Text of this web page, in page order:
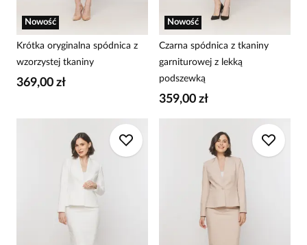
Nowość
Krótka oryginalna spódnica z
wzorzystej tkaniny
369,00 zł
Nowość
Czarna spódnica z tkaniny
garniturowej z lekką
podszewką
359,00 zł